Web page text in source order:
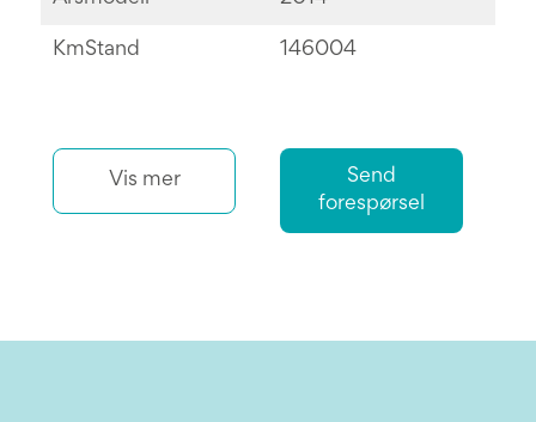
KmStand 146004
Vis mer
Send
forespørsel